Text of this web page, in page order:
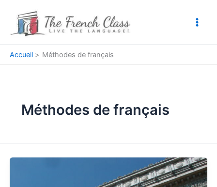
contenu
Accueil Méthodes de français
Méthodes de français